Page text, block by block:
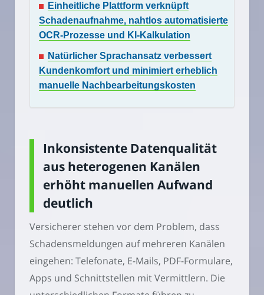
Einheitliche Plattform verknüpft
Schadenaufnahme, nahtlos automatisierte
OCR-Prozesse und KI-Kalkulation
Natürlicher Sprachansatz verbessert
Kundenkomfort und minimiert erheblich
manuelle Nachbearbeitungskosten
Inkonsistente Datenqualität
aus heterogenen Kanälen
erhöht manuellen Aufwand
deutlich
Versicherer stehen vor dem Problem, dass
Schadensmeldungen auf mehreren Kanälen
eingehen: Telefonate, E-Mails, PDF-Formulare,
Apps und Schnittstellen mit Vermittlern. Die